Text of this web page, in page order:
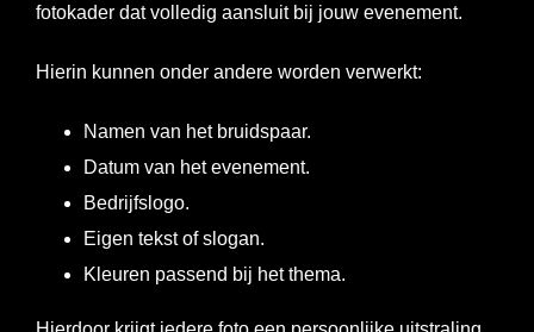
fotokader dat volledig aansluit bij jouw evenement.
Hierin kunnen onder andere worden verwerkt:
Namen van het bruidspaar.
Datum van het evenement.
Bedrijfslogo.
Eigen tekst of slogan.
Kleuren passend bij het thema.